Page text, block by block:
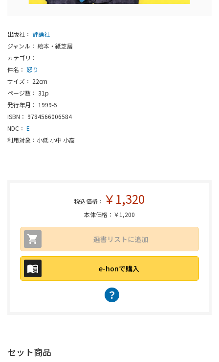
出版社： 評論社
ジャンル： 絵本・紙芝居
カテゴリ：
件名： 怒り
サイズ： 22cm
ページ数： 31p
発行年月： 1999-5
ISBN： 9784566006584
NDC： E
利用対象：小低 小中 小高
税込価格： ￥1,320
本体価格：￥1,200
選書リストに追加
e-honで購入
？
セット商品